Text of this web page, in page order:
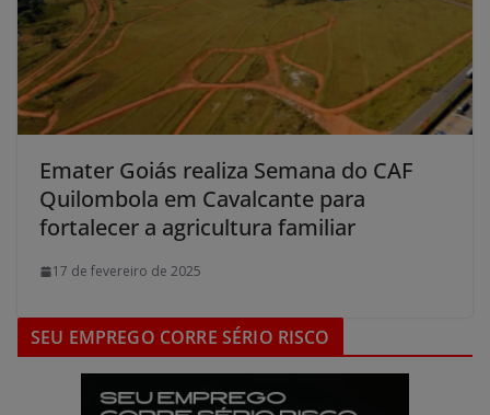
Emater Goiás realiza Semana do CAF
Quilombola em Cavalcante para
fortalecer a agricultura familiar
17 de fevereiro de 2025
SEU EMPREGO CORRE SÉRIO RISCO